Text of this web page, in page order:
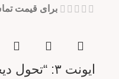
برای قیمت
ایونت ۳: